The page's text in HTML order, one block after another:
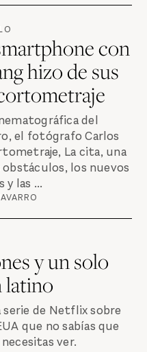
con
hizo de sus
del
el fotógrafo Carlos
La cita, una
los nuevos
y las ...
y un solo
latino
serie de Netflix sobre
que no sabías que
ver.